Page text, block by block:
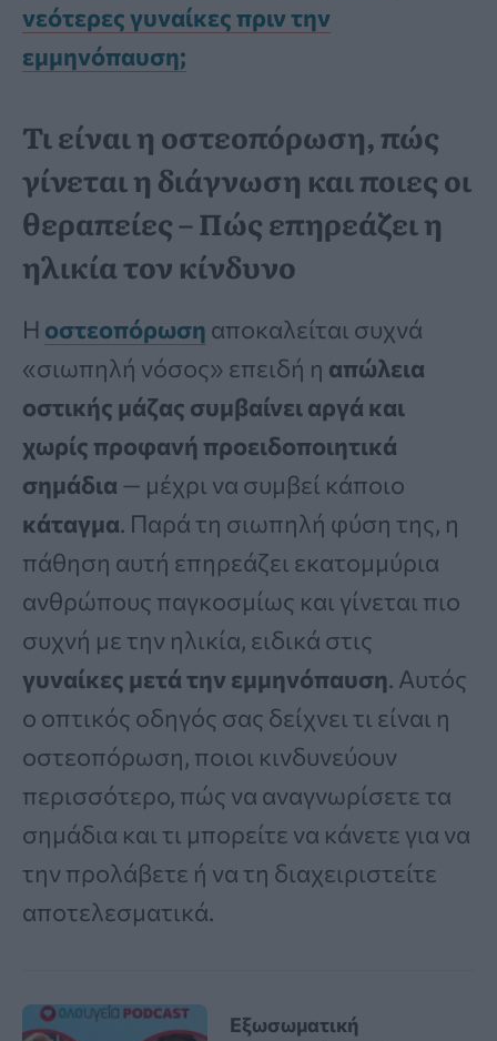
νεότερες γυναίκες πριν την
εμμηνόπαυση;
Τι είναι η οστεοπόρωση, πώς
γίνεται η διάγνωση και ποιες οι
θεραπείες – Πώς επηρεάζει η
ηλικία τον κίνδυνο
Η οστεοπόρωση αποκαλείται συχνά
«σιωπηλή νόσος» επειδή η απώλεια
οστικής μάζας συμβαίνει αργά και
χωρίς προφανή προειδοποιητικά
σημάδια — μέχρι να συμβεί κάποιο
κάταγμα. Παρά τη σιωπηλή φύση της, η
πάθηση αυτή επηρεάζει εκατομμύρια
ανθρώπους παγκοσμίως και γίνεται πιο
συχνή με την ηλικία, ειδικά στις
γυναίκες μετά την εμμηνόπαυση. Αυτός
ο οπτικός οδηγός σας δείχνει τι είναι η
οστεοπόρωση, ποιοι κινδυνεύουν
περισσότερο, πώς να αναγνωρίσετε τα
σημάδια και τι μπορείτε να κάνετε για να
την προλάβετε ή να τη διαχειριστείτε
αποτελεσματικά.
Εξωσωματική